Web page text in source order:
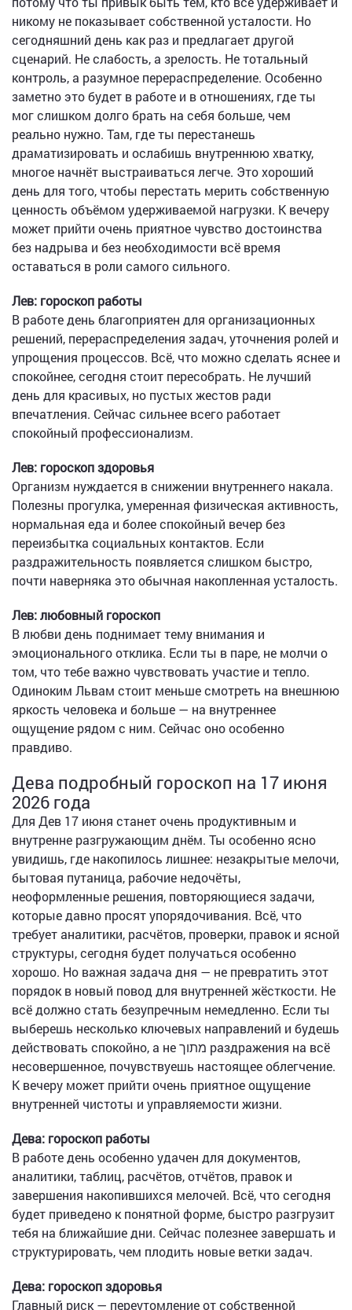
никому не показывает собственной усталости. Но
сегодняшний день как раз и предлагает другой
сценарий. Не слабость, а зрелость. Не тотальный
контроль, а разумное перераспределение. Особенно
заметно это будет в работе и в отношениях, где ты
мог слишком долго брать на себя больше, чем
реально нужно. Там, где ты перестанешь
драматизировать и ослабишь внутреннюю хватку,
многое начнёт выстраиваться легче. Это хороший
день для того, чтобы перестать мерить собственную
ценность объёмом удерживаемой нагрузки. К вечеру
может прийти очень приятное чувство достоинства
без надрыва и без необходимости всё время
оставаться в роли самого сильного.
Лев: гороскоп работы
В работе день благоприятен для организационных
решений, перераспределения задач, уточнения ролей и
упрощения процессов. Всё, что можно сделать яснее и
спокойнее, сегодня стоит пересобрать. Не лучший
день для красивых, но пустых жестов ради
впечатления. Сейчас сильнее всего работает
спокойный профессионализм.
Лев: гороскоп здоровья
Организм нуждается в снижении внутреннего накала.
Полезны прогулка, умеренная физическая активность,
нормальная еда и более спокойный вечер без
переизбытка социальных контактов. Если
раздражительность появляется слишком быстро,
почти наверняка это обычная накопленная усталость.
Лев: любовный гороскоп
В любви день поднимает тему внимания и
эмоционального отклика. Если ты в паре, не молчи о
том, что тебе важно чувствовать участие и тепло.
Одиноким Львам стоит меньше смотреть на внешнюю
яркость человека и больше — на внутреннее
ощущение рядом с ним. Сейчас оно особенно
правдиво.
Дева подробный гороскоп на 17 июня
2026 года
Для Дев 17 июня станет очень продуктивным и
внутренне разгружающим днём. Ты особенно ясно
увидишь, где накопилось лишнее: незакрытые мелочи,
бытовая путаница, рабочие недочёты,
неоформленные решения, повторяющиеся задачи,
которые давно просят упорядочивания. Всё, что
требует аналитики, расчётов, проверки, правок и ясной
структуры, сегодня будет получаться особенно
хорошо. Но важная задача дня — не превратить этот
порядок в новый повод для внутренней жёсткости. Не
всё должно стать безупречным немедленно. Если ты
выберешь несколько ключевых направлений и будешь
действовать спокойно, а не מתוך раздражения на всё
несовершенное, почувствуешь настоящее облегчение.
К вечеру может прийти очень приятное ощущение
внутренней чистоты и управляемости жизни.
Дева: гороскоп работы
В работе день особенно удачен для документов,
аналитики, таблиц, расчётов, отчётов, правок и
завершения накопившихся мелочей. Всё, что сегодня
будет приведено к понятной форме, быстро разгрузит
тебя на ближайшие дни. Сейчас полезнее завершать и
структурировать, чем плодить новые ветки задач.
Дева: гороскоп здоровья
Главный риск — переутомление от собственной